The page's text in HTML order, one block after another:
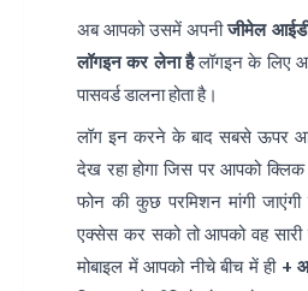
अब आपको उसमें अपनीजीमेल
लॉगइन कर लेना हैलॉगइन के लिए
पासवर्ड डालना होता है।
लॉग इन करने के बाद सबसे ऊपर
देख रहा होगा जिस पर आपको
फोन की कुछ परमिशन मांगी जाएंगी
एक्सेस कर सको तो आपको वह
मोबाइल में आपको नीचे बीच में ही +